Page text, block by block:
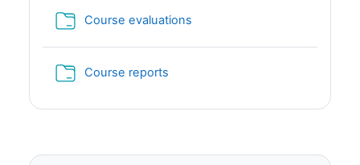
Course evaluations
Course reports